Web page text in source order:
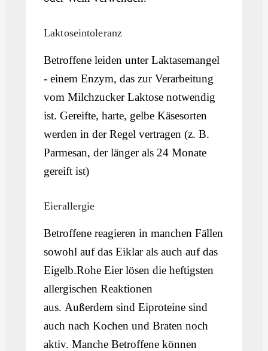
Laktoseintoleranz
Betroffene leiden unter Laktasemangel
- einem Enzym, das zur Verarbeitung
vom Milchzucker Laktose notwendig
ist. Gereifte, harte, gelbe Käsesorten
werden in der Regel vertragen (z. B.
Parmesan, der länger als 24 Monate
gereift ist)
Eierallergie
Betroffene reagieren in manchen Fällen
sowohl auf das Eiklar als auch auf das
Eigelb.Rohe Eier lösen die heftigsten
allergischen Reaktionen
aus. Außerdem sind Eiproteine sind
auch nach Kochen und Braten noch
aktiv. Manche Betroffene können